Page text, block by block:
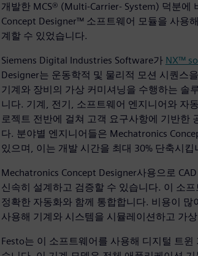
개발한 MCS® (Multi-Carrier- System) 덕분
Concept Designer™ 소프트웨어 모듈을 사용
계할 수 있었습니다.
Siemens Digital Industries Software가 NX™
Designer는 운동학적 및 물리적 모션 시퀀스
기계와 장비의 가상 커미셔닝을 수행하는 솔
니다. 기계, 전기, 소프트웨어 엔지니어와 자
로젝트 전반에 걸쳐 고객 요구사항에 기반한
다. 분야별 엔지니어들은 Mechatronics
있으며, 이는 개발 시간을 최대 30% 단축시킵
Mechatronics Concept Designer사용으로
신속히 설계하고 검증할 수 있습니다. 이 소
정확한 자동화와 함께 통합합니다. 비용이
사용해 기계와 시스템을 시뮬레이션하고 가
Festo는 이 소프트웨어를 사용해 디지털 트